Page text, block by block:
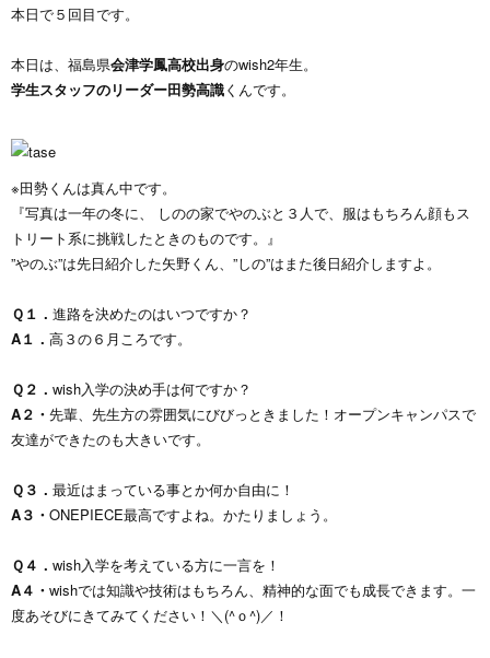
本日で５回目です。
本日は、福島県会津学鳳高校出身のwish2年生。
学生スタッフのリーダー田勢高識くんです。
※田勢くんは真ん中です。
『写真は一年の冬に、 しのの家でやのぶと３人で、服はもちろん顔もス
トリート系に挑戦したときのものです。』
”やのぶ”は先日紹介した矢野くん、”しの”はまた後日紹介しますよ。
Ｑ１． 進路を決めたのはいつですか？
A１． 高３の６月ころです。
Ｑ２． wish入学の決め手は何ですか？
A２・ 先輩、先生方の雰囲気にびびっときました！オープンキャンパスで
友達ができたのも大きいです。
Ｑ３． 最近はまっている事とか何か自由に！
A３・ ONEPIECE最高ですよね。かたりましょう。
Ｑ４． wish入学を考えている方に一言を！
A４・ wishでは知識や技術はもちろん、精神的な面でも成長できます。一
度あそびにきてみてください！＼(^ｏ^)／！